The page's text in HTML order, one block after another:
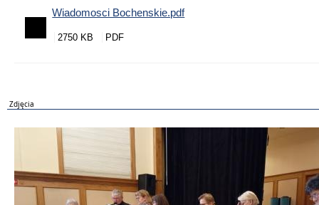
Wiadomosci Bochenskie.pdf
2750 KB
Zdjęcia